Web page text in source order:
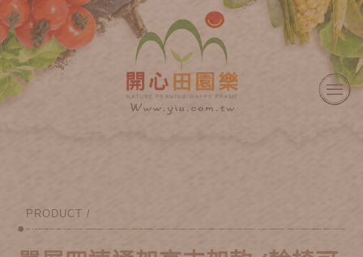
PRODUCT /